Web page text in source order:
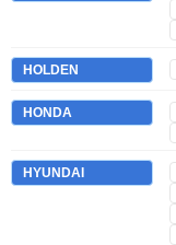
HOLDEN
HONDA
HYUNDAI